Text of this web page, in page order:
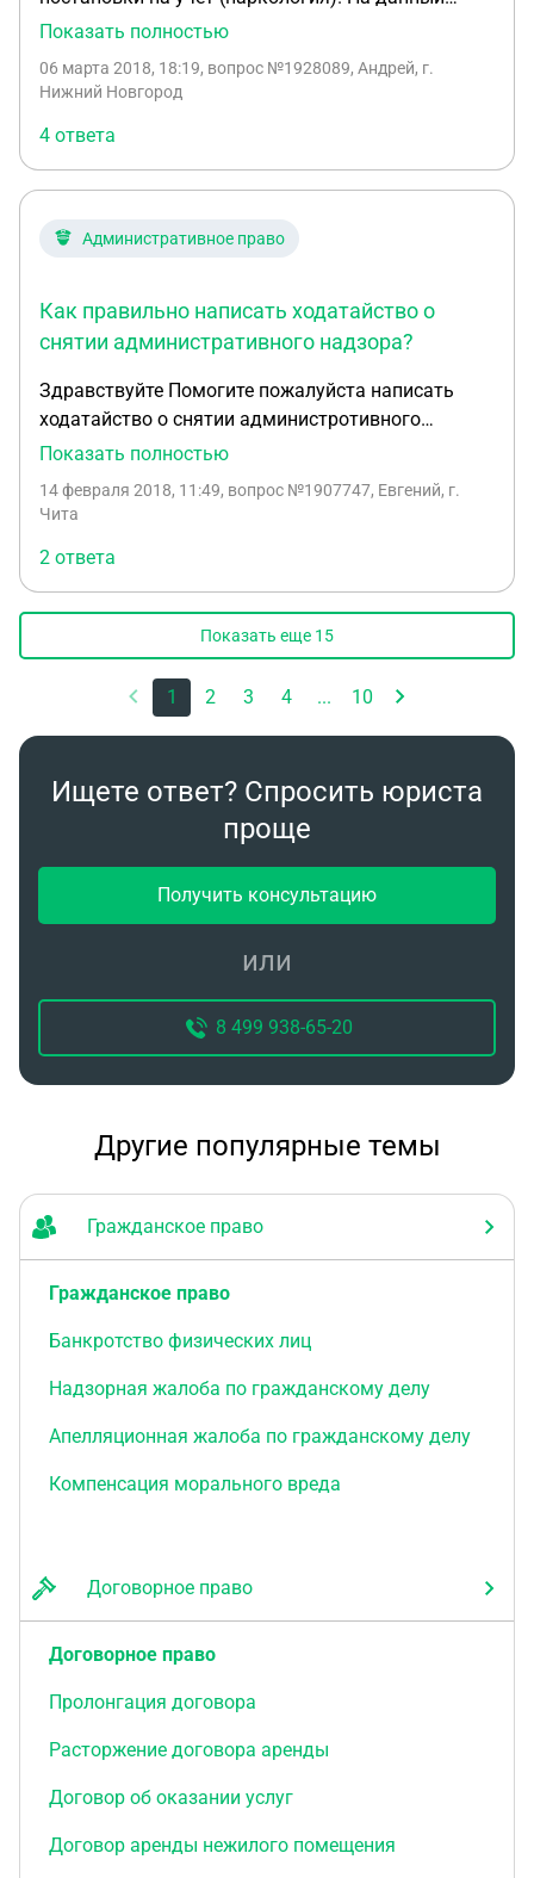
момент с учета снят. Подскажите пожалуйста
управления тр.средствами. Спасибо. Андрей.
Показать полностью
06 марта 2018, 18:19, вопрос №1928089, Андрей, г.
Нижний Новгород
4 ответа
Административное право
Как правильно написать ходатайство о
снятии административного надзора?
Здравствуйте Помогите пожалуйста написать
ходатайство о снятии администротивного
надзора.Как это правельно изложить какими
года будет два года ни коких нарушений нету.
Показать полностью
14 февраля 2018, 11:49, вопрос №1907747, Евгений, г.
Чита
2 ответа
Показать еще 15
1 2 3 4 ... 10
Ищете ответ? Спросить юриста
проще
Получить консультацию
или
8 499 938-65-20
Другие популярные темы
Гражданское право
Гражданское право
Банкротство физических лиц
Надзорная жалоба по гражданскому делу
Апелляционная жалоба по гражданскому делу
Компенсация морального вреда
Договорное право
Договорное право
Пролонгация договора
Расторжение договора аренды
Договор об оказании услуг
Договор аренды нежилого помещения